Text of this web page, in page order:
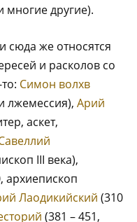
многие другие).
сюда же относятся
и расколов со
Симон волхв
лжемессия), Арий
аскет,
III века),
архиепископ
Лаодикийский (310
(381 – 451,